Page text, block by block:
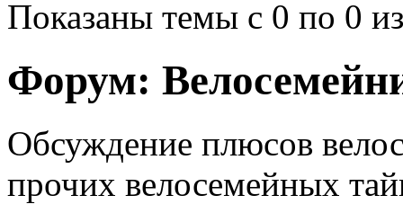
Показаны темы с 0 по 0
Форум:
Обсуждение плюсов
прочих велосемейных